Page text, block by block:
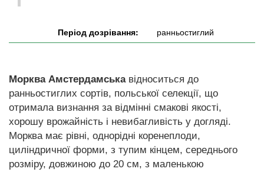
Період дозрівання: ранньостиглий
Морква Амстердамськавідноситься до
ранньостиглих сортів, польської селекції, що
отримала визнання за відмінні смакові якості,
хорошу врожайність і невибагливість у догляді.
Морква має рівні, однорідні коренеплоди,
циліндричної форми, з тупим кінцем, середнього
розміру, довжиною до 20 см, з маленькою